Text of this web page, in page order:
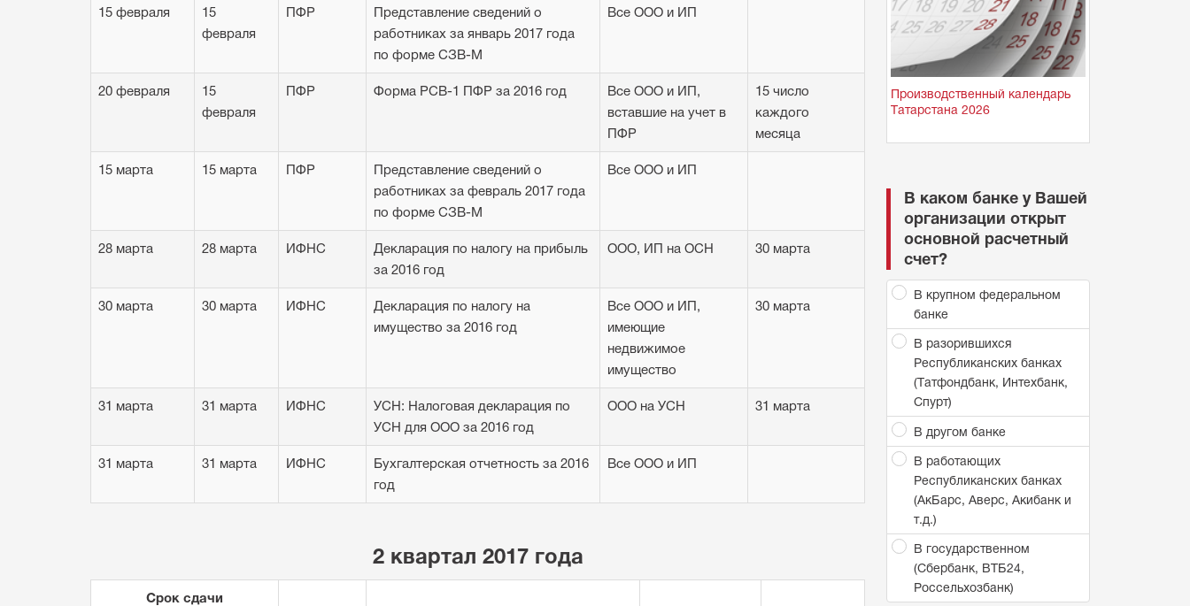
15 февраля
15
февраля
ПФР
Представление сведений о
работниках за январь 2017 года
по форме СЗВ-М
Все ООО и ИП
20 февраля
15
февраля
ПФР Форма РСВ-1 ПФР за 2016 год
Все ООО и ИП,
вставшие на учет в
ПФР
15 число
каждого
месяца
15 марта 15 марта ПФР
Представление сведений о
работниках за февраль 2017 года
по форме СЗВ-М
Все ООО и ИП
28 марта 28 марта ИФНС
Декларация по налогу на прибыль
за 2016 год
ООО, ИП на ОСН 30 марта
30 марта 30 марта ИФНС
Декларация по налогу на
имущество за 2016 год
Все ООО и ИП,
имеющие
недвижимое
имущество
30 марта
31 марта 31 марта ИФНС
УСН: Налоговая декларация по
УСН для ООО за 2016 год
ООО на УСН 31 марта
31 марта 31 марта ИФНС
Бухгалтерская отчетность за 2016
год
Все ООО и ИП
2 квартал 2017 года
Срок сдачи
Производственный календарь
Татарстана 2026
В каком банке у Вашей
организации открыт
основной расчетный
счет?
В крупном федеральном
банке
В разорившихся
Республиканских банках
(Татфондбанк, Интехбанк,
Спурт)
В другом банке
В работающих
Республиканских банках
(АкБарс, Аверс, Акибанк и
т.д.)
В государственном
(Сбербанк, ВТБ24,
Россельхозбанк)